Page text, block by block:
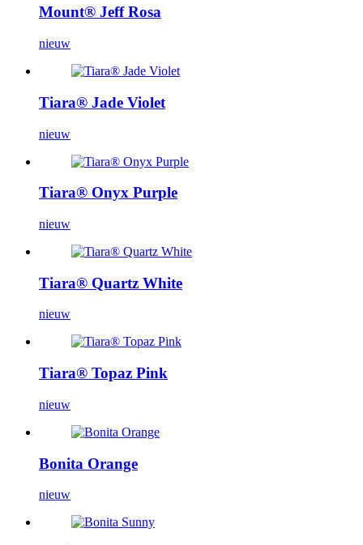
Mount® Jeff Rosa
nieuw
Tiara® Jade Violet
nieuw
Tiara® Onyx Purple
nieuw
Tiara® Quartz White
nieuw
Tiara® Topaz Pink
nieuw
Bonita Orange
nieuw